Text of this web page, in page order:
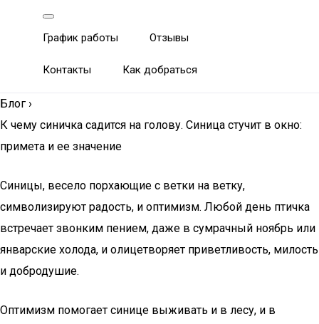
График работы Отзывы
Контакты Как добраться
Блог ›
К чему синичка садится на голову. Синица стучит в окно:
примета и ее значение
Синицы, весело порхающие с ветки на ветку,
символизируют радость, и оптимизм. Любой день птичка
встречает звонким пением, даже в сумрачный ноябрь или
январские холода, и олицетворяет приветливость, милость
и добродушие.
Оптимизм помогает синице выживать и в лесу, и в